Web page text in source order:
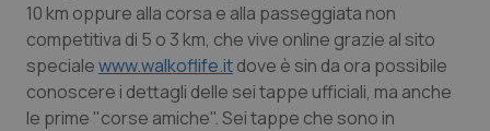
Friuli Venezia Giulia
Lazio
Dermatite Atopica
Diabete & glucometri
10 km oppure alla corsa e alla passeggiata non
competitiva di 5 o 3 km, che vive online grazie al sito
specialewww.walkoflife.itdove è sin da ora possibile
conoscere i dettagli delle sei tappe ufficiali, ma anche
le prime "corse amiche". Sei tappe che sono in